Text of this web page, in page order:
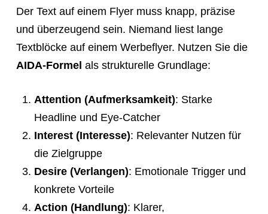
Der Text auf einem Flyer muss knapp, präzise
und überzeugend sein. Niemand liest lange
Textblöcke auf einem Werbeflyer. Nutzen Sie die
AIDA-Formel als strukturelle Grundlage:
Attention (Aufmerksamkeit): Starke
Headline und Eye-Catcher
Interest (Interesse): Relevanter Nutzen für
die Zielgruppe
Desire (Verlangen): Emotionale Trigger und
konkrete Vorteile
Action (Handlung): Klarer,